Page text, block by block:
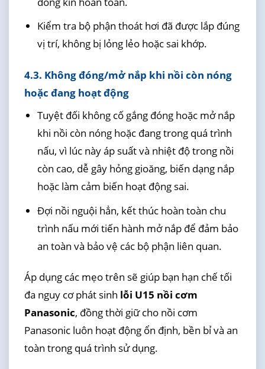
Kiểm tra bộ phận thoát hơi đã được lắp đúng
vị trí, không bị lỏng lẻo hoặc sai khớp.
4.3. Không đóng/mở nắp khi nồi còn nóng
hoặc đang hoạt động
Tuyệt đối không cố gắng đóng hoặc mở nắp
khi nồi còn nóng hoặc đang trong quá trình
nấu, vì lúc này áp suất và nhiệt độ trong nồi
còn cao, dễ gây hỏng gioăng, biến dạng nắp
hoặc làm cảm biến hoạt động sai.
Đợi nồi nguội hẳn, kết thúc hoàn toàn chu
trình nấu mới tiến hành mở nắp để đảm bảo
an toàn và bảo vệ các bộ phận liên quan.
Áp dụng các mẹo trên sẽ giúp bạn hạn chế tối
đa nguy cơ phát sinh lỗi U15 nồi cơm
Panasonic, đồng thời giữ cho nồi cơm
Panasonic luôn hoạt động ổn định, bền bỉ và an
toàn trong quá trình sử dụng.